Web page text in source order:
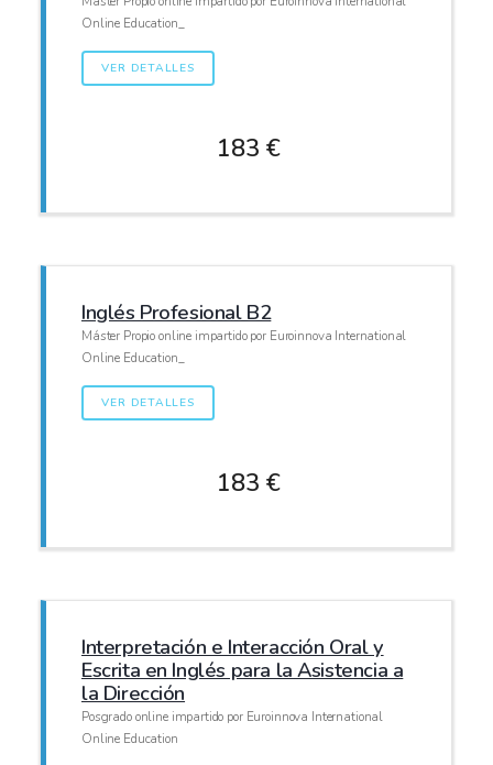
Online Education_
VER DETALLES
183 €
Inglés Profesional B2
Máster Propio online impartido por Euroinnova International
Online Education_
VER DETALLES
183 €
Interpretación e Interacción Oral y
Escrita en Inglés para la Asistencia a
la Dirección
Posgrado online impartido por Euroinnova International
Online Education